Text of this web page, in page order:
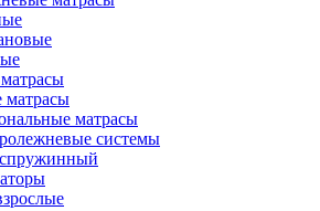
матрасы
матрасы
системы